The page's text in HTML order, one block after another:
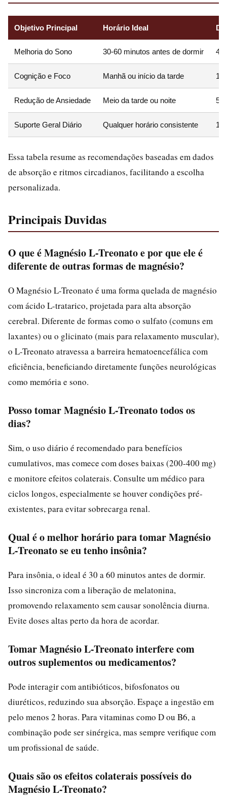
Objetivo Principal Horário Ideal
Melhoria do Sono 30-60 minutos antes de dormir
Cognição e Foco Manhã ou início da tarde 1-
Redução de Ansiedade Meio da tarde ou noite
Suporte Geral Diário Qualquer horário consistente 1 g
Essa tabela resume as recomendações baseadas em dados
de absorção e ritmos circadianos, facilitando a escolha
personalizada.
Principais Duvidas
O que é Magnésio L-Treonato e por que ele é
diferente de outras formas de magnésio?
O Magnésio L-Treonato é uma forma quelada de magnésio
com ácido L-tratarico, projetada para alta absorção
cerebral. Diferente de formas como o sulfato (comuns em
laxantes) ou o glicinato (mais para relaxamento muscular),
o L-Treonato atravessa a barreira hematoencefálica com
eficiência, beneficiando diretamente funções neurológicas
como memória e sono.
Posso tomar Magnésio L-Treonato todos os
dias?
Sim, o uso diário é recomendado para benefícios
cumulativos, mas comece com doses baixas (200-400 mg)
e monitore efeitos colaterais. Consulte um médico para
ciclos longos, especialmente se houver condições pré-
existentes, para evitar sobrecarga renal.
Qual é o melhor horário para tomar Magnésio
L-Treonato se eu tenho insônia?
Para insônia, o ideal é 30 a 60 minutos antes de dormir.
Isso sincroniza com a liberação de melatonina,
promovendo relaxamento sem causar sonolência diurna.
Evite doses altas perto da hora de acordar.
Tomar Magnésio L-Treonato interfere com
outros suplementos ou medicamentos?
Pode interagir com antibióticos, bifosfonatos ou
diuréticos, reduzindo sua absorção. Espaçe a ingestão em
pelo menos 2 horas. Para vitaminas como D ou B6, a
combinação pode ser sinérgica, mas sempre verifique com
um profissional de saúde.
Quais são os efeitos colaterais possíveis do
Magnésio L-Treonato?